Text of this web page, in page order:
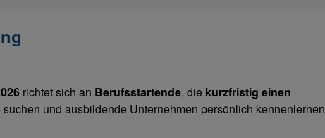
richtet sich an Berufsstartende, die kurzfristig einen
suchen und ausbildende Unternehmen persönlich kennenlernen